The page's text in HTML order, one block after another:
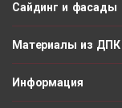
Сайдинг и фасады
Материалы из ДПК
Информация